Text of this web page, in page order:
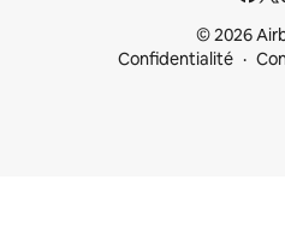
© 2026
Confidentialité